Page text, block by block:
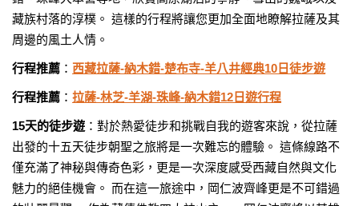
藏族村落的淳樸。 這樣的行程將讓您更加全面地瞭解拉薩及其
周邊的風土人情。
行程推薦 ： 西藏拉薩-納木錯-楚布寺-羊八井經典10日徒步遊
行程推薦 ： 拉薩-林芝-羊湖-珠峰-納木錯12日遊行程
15天的徒步遊 ：對於熱愛徒步和挑戰自我的遊客來說，從拉薩
出發的十五天徒步朝聖之旅將是一次難忘的體驗。 這條線路不
僅充滿了神秘與傳奇色彩，更是一次深度感受西藏自然與文化
魅力的絕佳機會。 而在這一旅途中，岡仁波齊峰更是不可錯過